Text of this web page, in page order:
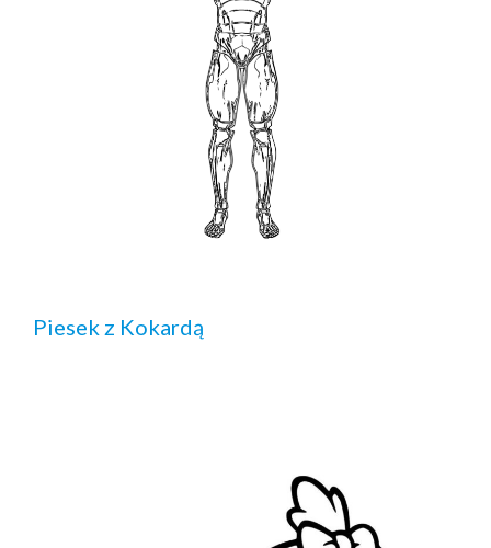
Piesek z Kokardą